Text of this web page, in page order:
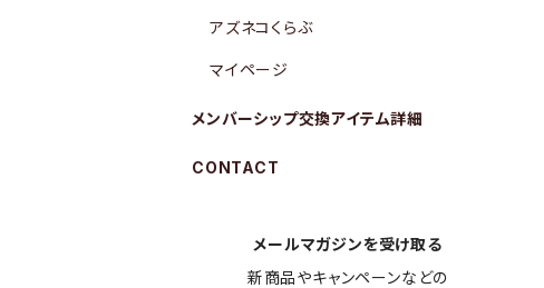
アズネコくらぶ
マイページ
メンバーシップ交換アイテム詳細
CONTACT
メールマガジンを受け取る
新商品やキャンペーンなどの